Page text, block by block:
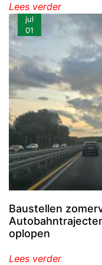
Lees verder
Baustellen
oplopen
Lees verder
jul
01